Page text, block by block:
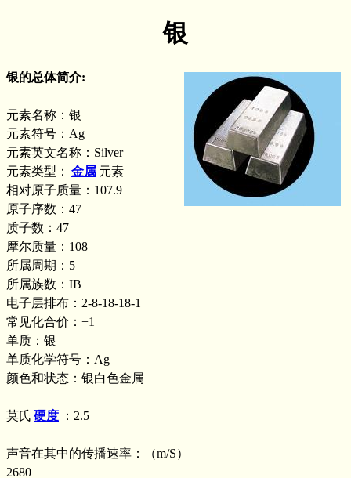
银
银的总体简介:
元素名称：银
元素符号：Ag
元素英文名称：Silver
元素类型： 金属 元素
相对原子质量：107.9
原子序数：47
质子数：47
摩尔质量：108
所属周期：5
所属族数：IB
电子层排布：2-8-18-18-1
常见化合价：+1
单质：银
单质化学符号：Ag
颜色和状态：银白色金属
莫氏 硬度 ：2.5
声音在其中的传播速率：（m/S）
2680